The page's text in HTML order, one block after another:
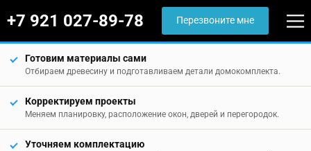
+7 921 027-89-78 Перезвоните мне
Готовим материалы сами
Отбираем древесину и подготавливаем детали домокомплекта.
Корректируем проекты
Меняем планировку, расположение окон, дверей и перегородок.
Уточняем комплектацию